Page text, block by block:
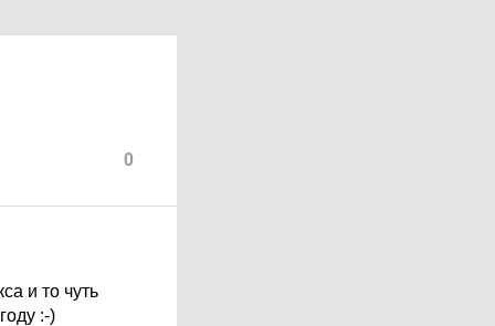
0
и то чуть
:-)